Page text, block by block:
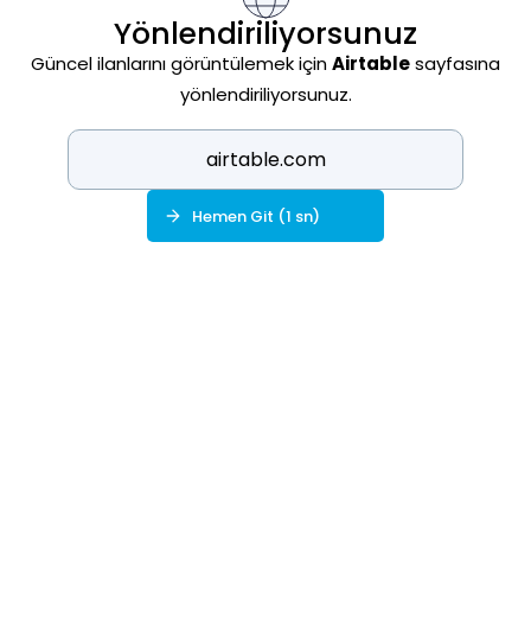
Yönlendiriliyorsunuz
Güncel ilanlarını görüntülemek içinAirtablesayfasına
yönlendiriliyorsunuz.
airtable.com
Hemen Git (1 sn)